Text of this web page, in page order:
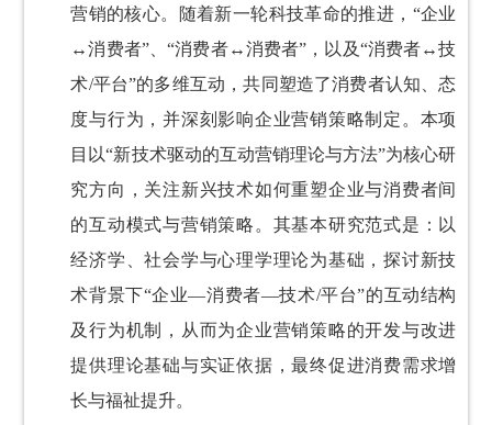
营销的核心。随着新一轮科技革命的推进，“企业
↔消费者”、“消费者↔消费者”，以及“消费者↔技
术/平台”的多维互动，共同塑造了消费者认知、态
度与行为，并深刻影响企业营销策略制定。本项
目以“新技术驱动的互动营销理论与方法”为核心研
究方向，关注新兴技术如何重塑企业与消费者间
的互动模式与营销策略。其基本研究范式是：以
经济学、社会学与心理学理论为基础，探讨新技
术背景下“企业—消费者—技术/平台”的互动结构
及行为机制，从而为企业营销策略的开发与改进
提供理论基础与实证依据，最终促进消费需求增
长与福祉提升。